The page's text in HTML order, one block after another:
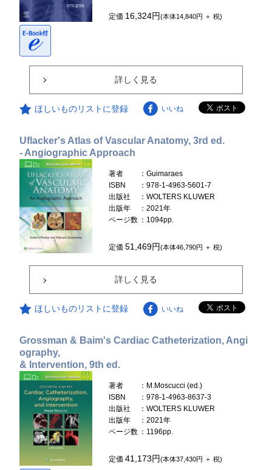
定価 16,324円(本体14,840円 ＋ 税)
詳しく見る
ほしいものリストに登録 いいね
Uflacker's Atlas of Vascular Anatomy, 3rd ed.
- Angiographic Approach
著者
：Guimaraes
ISBN
：978-1-4963-5601-7
出版社
：WOLTERS KLUWER
出版年
：2021年
ページ数 ：1094pp.
定価51,469円(本体46,790円 ＋ 税)
詳しく見る
ほしいものリストに登録 いいね
Grossman & Baim's Cardiac Catheterization, Angi
ography,
& Intervention, 9th ed.
著者
：M.Moscucci (ed.)
ISBN
：978-1-4963-8637-3
出版社
：WOLTERS KLUWER
出版年
：2021年
ページ数 ：1196pp.
定価41,173円(本体37,430円 ＋ 税)